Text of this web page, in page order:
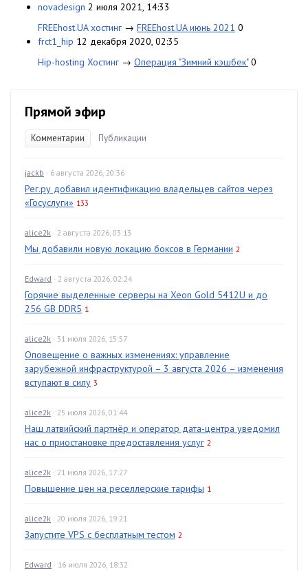
novadesign 2 июля 2021, 14:33
FREEhost.UA хостинг → FREEhost.UA июнь 2021 0
frct1_hip 12 декабря 2020, 02:35
Hip-hosting Хостинг → Операция "Зимний кэшбек" 0
Прямой эфир
Комментарии Публикации
jackb · 6 августа 2026, 20:36
Рег.ру добавил идентификацию владельцев сайтов через
«Госуслуги» 133
alice2k · 2 августа 2026, 03:13
Мы добавили новую локацию боксов в Германии 2
Edward · 2 августа 2026, 02:24
Горячие выделенные серверы на Xeon Gold 5412U и до
256 GB DDR5 1
alice2k · 31 июля 2026, 15:57
Оповещение о важных изменениях: управление
зарубежной инфраструктурой – 3 августа 2026 – изменения
вступают в силу 3
alice2k · 25 июля 2026, 01:44
Наш латвийский партнёр и оператор дата-центра уведомил
нас о приостановке предоставления услуг 2
alice2k · 21 июля 2026, 17:27
Повышение цен на реселлерские тарифы 1
alice2k · 20 июля 2026, 19:21
Запустите VPS с бесплатным тестом 2
Edward · 16 июля 2026, 18:32